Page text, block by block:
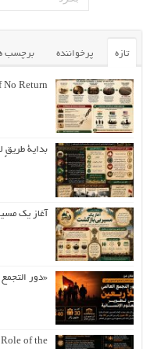
تازه پرخواننده برچسب
No Return
بداية طريقٍ
آغاز یک
«دور التجمع
of the